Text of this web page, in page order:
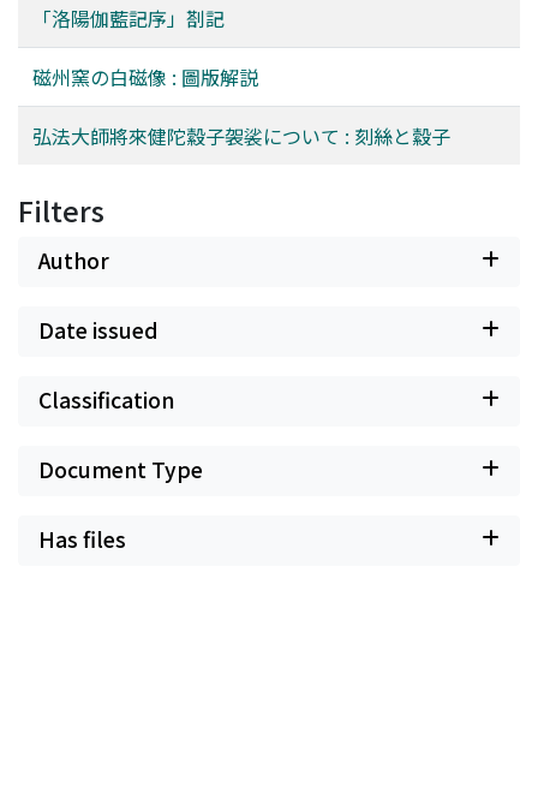
「洛陽伽藍記序」剳記
磁州窯の白磁像 : 圖版解説
弘法大師將來健陀縠子袈裟について : 刻絲と縠子
Filters
Author
Date issued
Classification
Document Type
Has files